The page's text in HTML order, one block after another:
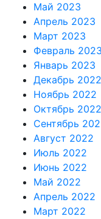
Май 2023
Апрель 2023
Март 2023
Февраль 2023
Январь 2023
Декабрь 2022
Ноябрь 2022
Октябрь 2022
Сентябрь
Август 2022
Июль 2022
Июнь 2022
Май 2022
Апрель 2022
Март 2022